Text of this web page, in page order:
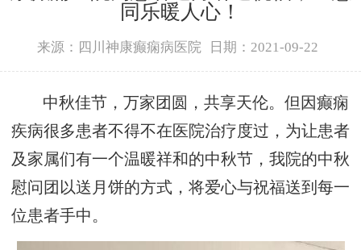
同乐暖人心！
来源：四川神康癫痫病医院 日期：2021-09-22
中秋佳节，万家团圆，共享天伦。但因癫痫
疾病很多患者不得不在医院治疗度过，为让患者
及家属们有一个温暖祥和的中秋节，我院的中秋
慰问团以送月饼的方式，将爱心与祝福送到每一
位患者手中。